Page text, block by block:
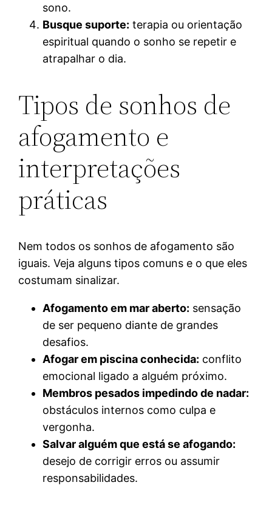
sono.
Busque suporte: terapia ou orientação
espiritual quando o sonho se repetir e
atrapalhar o dia.
Tipos de sonhos de
afogamento e
interpretações
práticas
Nem todos os sonhos de afogamento são
iguais. Veja alguns tipos comuns e o que eles
costumam sinalizar.
Afogamento em mar aberto: sensação
de ser pequeno diante de grandes
desafios.
Afogar em piscina conhecida: conflito
emocional ligado a alguém próximo.
Membros pesados impedindo de nadar:
obstáculos internos como culpa e
vergonha.
Salvar alguém que está se afogando:
desejo de corrigir erros ou assumir
responsabilidades.